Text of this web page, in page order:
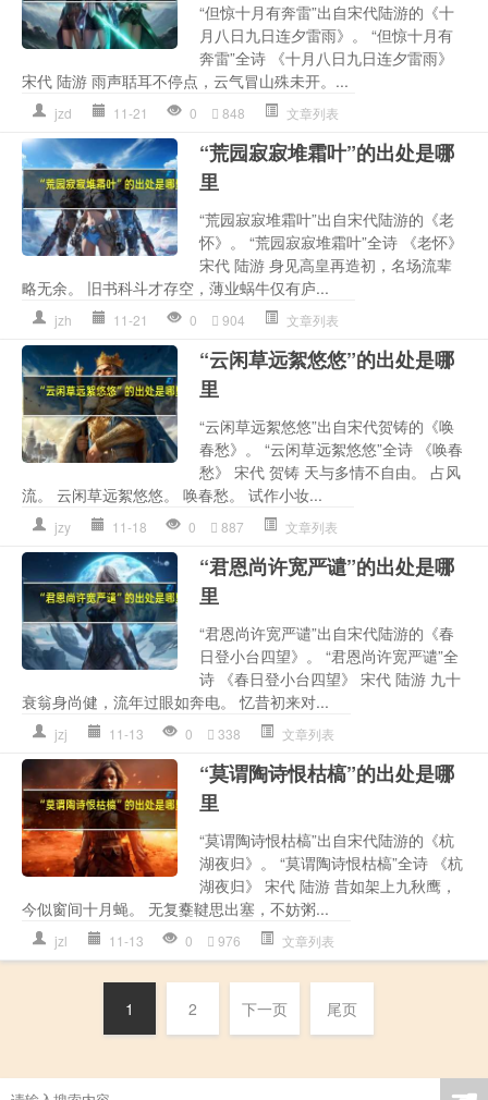
“但惊十月有奔雷”出自宋代陆游的《十
月八日九日连夕雷雨》。 “但惊十月有
奔雷”全诗 《十月八日九日连夕雷雨》
宋代 陆游 雨声聒耳不停点，云气冒山殊未开。...
jzd 11-21 0 848 文章列表
“荒园寂寂堆霜叶”的出处是哪
里
“荒园寂寂堆霜叶”出自宋代陆游的《老
怀》。 “荒园寂寂堆霜叶”全诗 《老怀》
宋代 陆游 身见高皇再造初，名场流辈
略无余。 旧书科斗才存空，薄业蜗牛仅有庐...
jzh 11-21 0 904 文章列表
“云闲草远絮悠悠”的出处是哪
里
“云闲草远絮悠悠”出自宋代贺铸的《唤
春愁》。 “云闲草远絮悠悠”全诗 《唤春
愁》 宋代 贺铸 天与多情不自由。 占风
流。 云闲草远絮悠悠。 唤春愁。 试作小妆...
jzy 11-18 0 887 文章列表
“君恩尚许宽严谴”的出处是哪
里
“君恩尚许宽严谴”出自宋代陆游的《春
日登小台四望》。 “君恩尚许宽严谴”全
诗 《春日登小台四望》 宋代 陆游 九十
衰翁身尚健，流年过眼如奔电。 忆昔初来对...
jzj 11-13 0 338 文章列表
“莫谓陶诗恨枯槁”的出处是哪
里
“莫谓陶诗恨枯槁”出自宋代陆游的《杭
湖夜归》。 “莫谓陶诗恨枯槁”全诗 《杭
湖夜归》 宋代 陆游 昔如架上九秋鹰，
今似窗间十月蝇。 无复櫜鞬思出塞，不妨粥...
jzl 11-13 0 976 文章列表
1 2 下一页 尾页